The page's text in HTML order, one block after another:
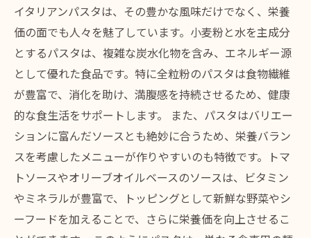
イタリアンパスタは、その豊かな風味だけでなく、栄養
価の面でも人々を魅了しています。小麦粉と水を主成分
とするパスタは、複雑な炭水化物を含み、エネルギー源
として優れた食品です。特に全粒粉のパスタは食物繊維
が豊富で、消化を助け、満腹感を持続させるため、健康
的な食生活をサポートします。 また、パスタはバリエー
ションに富んだソースとも絶妙に合うため、栄養バラン
スを考慮したメニューが作りやすいのも特徴です。トマ
トソースやオリーブオイルベースのソースは、ビタミン
やミネラルが豊富で、トッピングとして新鮮な野菜やシ
ーフードを加えることで、さらに栄養価を向上させるこ